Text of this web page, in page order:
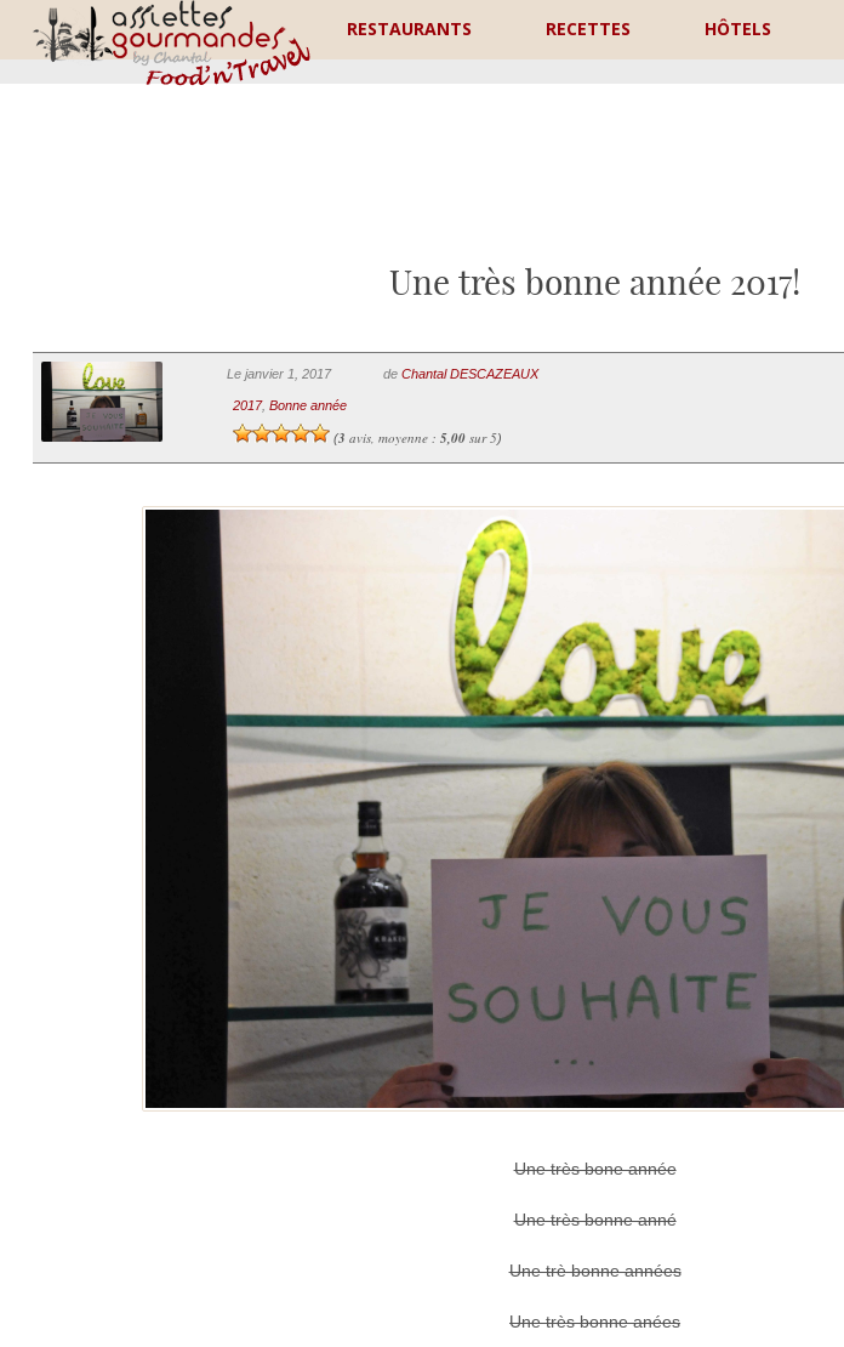
RESTAURANTS RECETTES HÔTELS
Une très bonne année 2017!
Le janvier 1, 2017 de Chantal DESCAZEAUX
2017, Bonne année
(3 avis, moyenne : 5,00sur 5)
Une très bone année
Une très bonne anné
Une trè bonne années
Une très bonne anées